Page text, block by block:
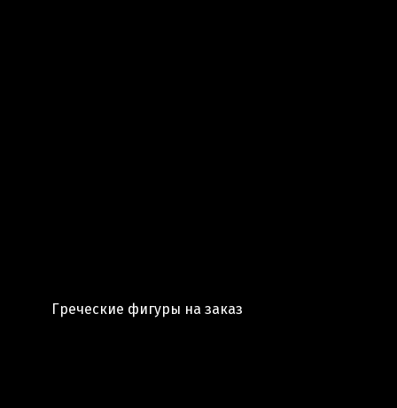
Греческие фигуры на заказ